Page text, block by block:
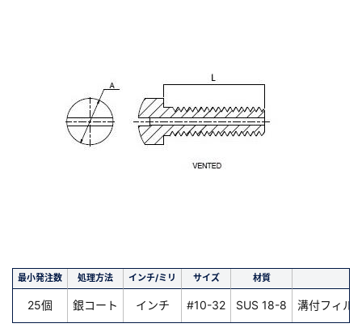
最小発注数 処理方法 インチ/ミリ サイズ 材質
25個 銀コート インチ #10-32 SUS 18-8 溝付フィル